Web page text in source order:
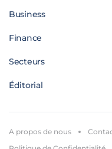
Business
Finance
Secteurs
Éditorial
A propos de nous